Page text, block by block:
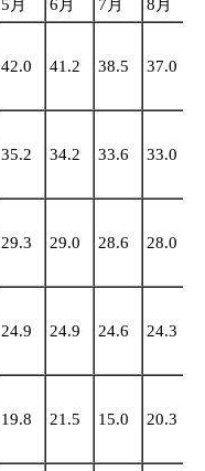
5月 6月 7月 8月
42.0 41.2 38.5 37.0
35.2 34.2 33.6 33.0
29.3 29.0 28.6 28.0
24.9 24.9 24.6 24.3
19.8 21.5 15.0 20.3